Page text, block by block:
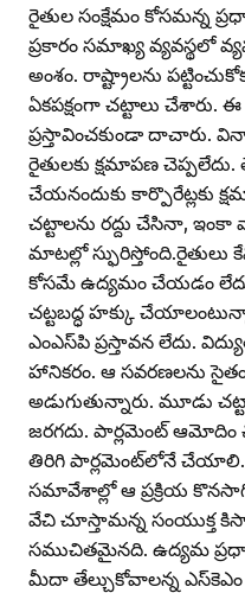
రైతుల సంక్షేమం కోసమన్న
ప్రకారం సమాఖ్య వ్యవస్థలో
అంశం. రాష్ట్రాలను
ఏకపక్షంగా చట్టాలు
ప్రస్తావించకుండా దాచారు.
రైతులకు క్షమాపణ
చేయనందుకు కార్పొరేట్లకు
చట్టాలను రద్దు చేసినా,
మాటల్లో స్ఫురిస్తోంది.రైతులు
కోసమే ఉద్యమం చేయడం
చట్టబద్ధ హక్కు
ఎంఎస్‌పి ప్రస్తావన లేదు.
హానికరం. ఆ సవరణలను
అడుగుతున్నారు. మూడు
జరగదు. పార్లమెంట్‌ ఆమోదిం
తిరిగి పార్లమెంట్‌లోనే చేయాలి.
సమావేశాల్లో ఆ ప్రక్రియ
వేచి చూస్తామన్న సంయుక్త
సముచితమైనది. ఉద్యమ
మీదా తేల్చుకోవాలన్న